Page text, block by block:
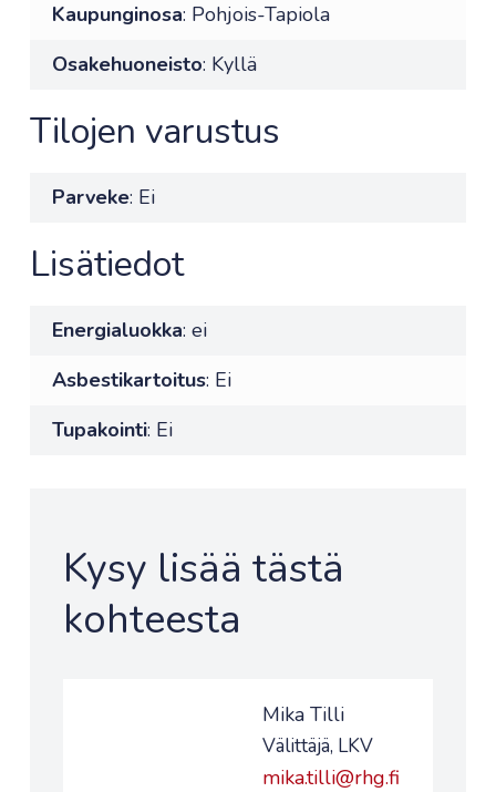
Kaupunginosa: Pohjois-Tapiola
Osakehuoneisto: Kyllä
Tilojen varustus
Parveke: Ei
Lisätiedot
Energialuokka: ei
Asbestikartoitus: Ei
Tupakointi: Ei
Kysy lisää tästä
kohteesta
Mika Tilli
Välittäjä, LKV
mika.tilli@rhg.fi